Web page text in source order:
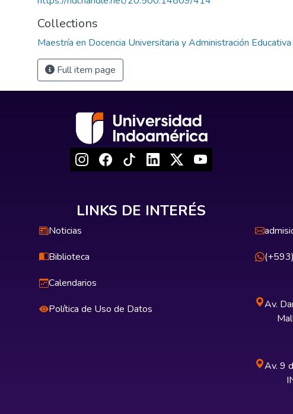
Collections
Maestría en Docencia Universitaria y Administración Educativa
Full item page
LINKS DE INTERÉS
Noticias
Biblioteca
Calendarios
Política de Uso de Datos
Av.
Av. 9